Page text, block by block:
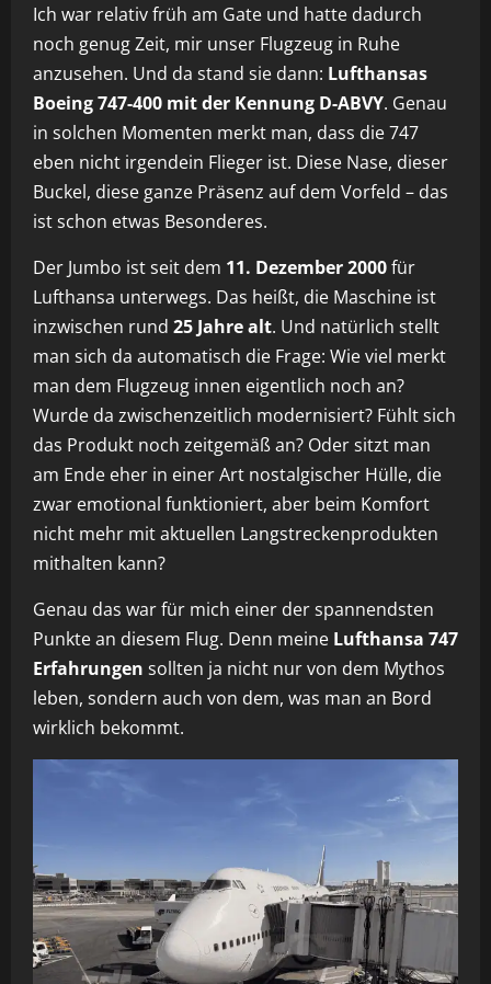
Ich war relativ früh am Gate und hatte dadurch
noch genug Zeit, mir unser Flugzeug in Ruhe
anzusehen. Und da stand sie dann: Lufthansas
Boeing 747-400 mit der Kennung D-ABVY. Genau
in solchen Momenten merkt man, dass die 747
eben nicht irgendein Flieger ist. Diese Nase, dieser
Buckel, diese ganze Präsenz auf dem Vorfeld – das
ist schon etwas Besonderes.
Der Jumbo ist seit dem 11. Dezember 2000für
Lufthansa unterwegs. Das heißt, die Maschine ist
inzwischen rund 25 Jahre alt. Und natürlich stellt
man sich da automatisch die Frage: Wie viel merkt
man dem Flugzeug innen eigentlich noch an?
Wurde da zwischenzeitlich modernisiert? Fühlt sich
das Produkt noch zeitgemäß an? Oder sitzt man
am Ende eher in einer Art nostalgischer Hülle, die
zwar emotional funktioniert, aber beim Komfort
nicht mehr mit aktuellen Langstreckenprodukten
mithalten kann?
Genau das war für mich einer der spannendsten
Punkte an diesem Flug. Denn meine Lufthansa 747
Erfahrungen sollten ja nicht nur von dem Mythos
leben, sondern auch von dem, was man an Bord
wirklich bekommt.